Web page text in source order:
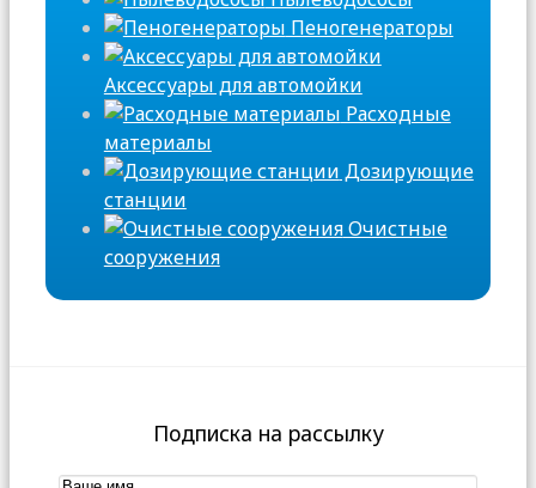
Пеногенераторы
Аксессуары для автомойки
Расходные
материалы
Дозирующие
станции
Очистные
сооружения
Подписка на рассылку